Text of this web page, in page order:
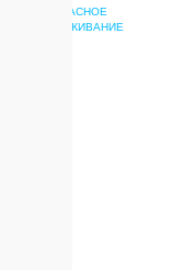
БЕЗОПАСНОЕ
ОБСЛУЖИВАНИЕ